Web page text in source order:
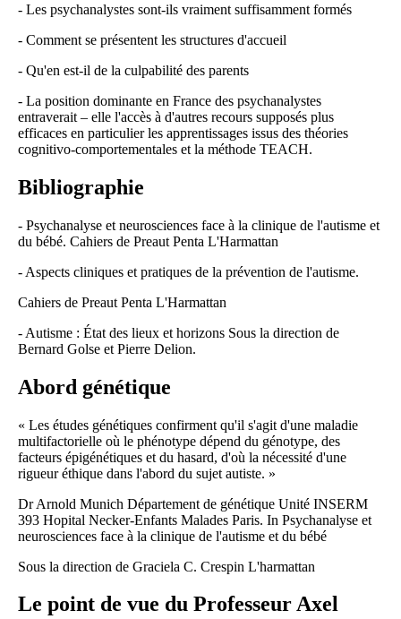
- Les psychanalystes sont-ils vraiment suffisamment formés
- Comment se présentent les structures d'accueil
- Qu'en est-il de la culpabilité des parents
- La position dominante en France des psychanalystes
entraverait – elle l'accès à d'autres recours supposés plus
efficaces en particulier les apprentissages issus des théories
cognitivo-comportementales et la méthode TEACH.
Bibliographie
- Psychanalyse et neurosciences face à la clinique de l'autisme et
du bébé. Cahiers de Preaut Penta L'Harmattan
- Aspects cliniques et pratiques de la prévention de l'autisme.
Cahiers de Preaut Penta L'Harmattan
- Autisme : État des lieux et horizons Sous la direction de
Bernard Golse et Pierre Delion.
Abord génétique
« Les études génétiques confirment qu'il s'agit d'une maladie
multifactorielle où le phénotype dépend du génotype, des
facteurs épigénétiques et du hasard, d'où la nécessité d'une
rigueur éthique dans l'abord du sujet autiste. »
Dr Arnold Munich Département de génétique Unité INSERM
393 Hopital Necker-Enfants Malades Paris. In Psychanalyse et
neurosciences face à la clinique de l'autisme et du bébé
Sous la direction de Graciela C. Crespin L'harmattan
Le point de vue du Professeur Axel